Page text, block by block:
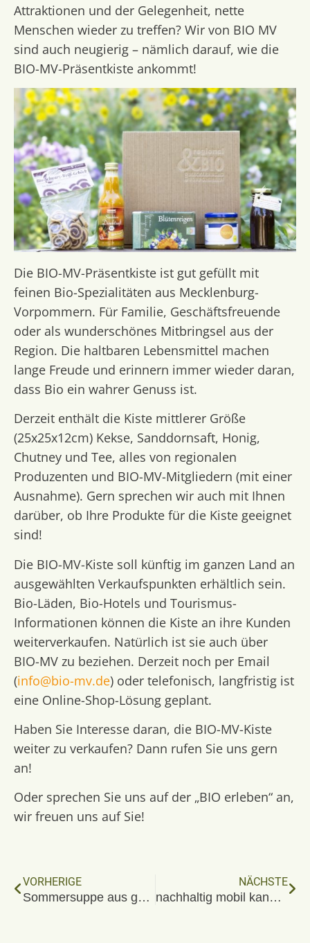
Attraktionen und der Gelegenheit, nette
Menschen wieder zu treffen? Wir von BIO MV
sind auch neugierig – nämlich darauf, wie die
BIO-MV-Präsentkiste ankommt!
Die BIO-MV-Präsentkiste ist gut gefüllt mit
feinen Bio-Spezialitäten aus Mecklenburg-
Vorpommern. Für Familie, Geschäftsfreuende
oder als wunderschönes Mitbringsel aus der
Region. Die haltbaren Lebensmittel machen
lange Freude und erinnern immer wieder daran,
dass Bio ein wahrer Genuss ist.
Derzeit enthält die Kiste mittlerer Größe
(25x25x12cm) Kekse, Sanddornsaft, Honig,
Chutney und Tee, alles von regionalen
Produzenten und BIO-MV-Mitgliedern (mit einer
Ausnahme). Gern sprechen wir auch mit Ihnen
darüber, ob Ihre Produkte für die Kiste geeignet
sind!
Die BIO-MV-Kiste soll künftig im ganzen Land an
ausgewählten Verkaufspunkten erhältlich sein.
Bio-Läden, Bio-Hotels und Tourismus-
Informationen können die Kiste an ihre Kunden
weiterverkaufen. Natürlich ist sie auch über
BIO-MV zu beziehen. Derzeit noch per Email
(info@bio-mv.de) oder telefonisch, langfristig ist
eine Online-Shop-Lösung geplant.
Haben Sie Interesse daran, die BIO-MV-Kiste
weiter zu verkaufen? Dann rufen Sie uns gern
an!
Oder sprechen Sie uns auf der „BIO erleben“ an,
wir freuen uns auf Sie!
VORHERIGE
Sommersuppe aus gebackenen Tomaten und Kichererbsen
NÄCHSTE
nachhaltig mobil kann jeder?